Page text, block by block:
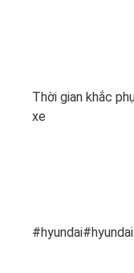
Thời gian khắc
xe